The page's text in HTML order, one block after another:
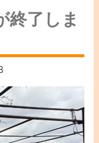
終了しま